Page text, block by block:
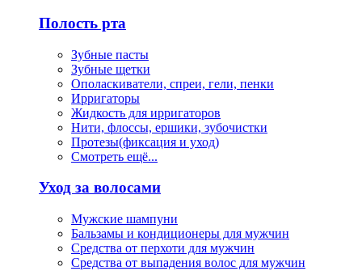
Полость рта
Зубные пасты
Зубные щетки
Ополаскиватели, спреи, гели, пенки
Ирригаторы
Жидкость для ирригаторов
Нити, флосcы, ершики, зубочистки
Протезы(фиксация и уход)
Смотреть ещё...
Уход за волосами
Мужские шампуни
Бальзамы и кондиционеры для мужчин
Средства от перхоти для мужчин
Средства от выпадения волос для мужчин